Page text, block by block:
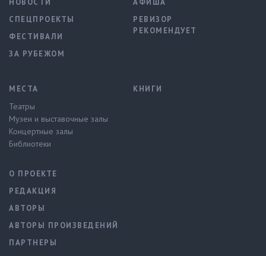
НОВОСТИ
СПЕЦПРОЕКТЫ
ФЕСТИВАЛИ
ЗА РУБЕЖОМ
АФИША
РЕВИЗОР
РЕКОМЕНДУЕТ
МЕСТА
Театры
Музеи и выставочные залы
Концертные залы
Библиотеки
КНИГИ
О ПРОЕКТЕ
РЕДАКЦИЯ
АВТОРЫ
АВТОРЫ ПРОИЗВЕДЕНИЙ
ПАРТНЕРЫ